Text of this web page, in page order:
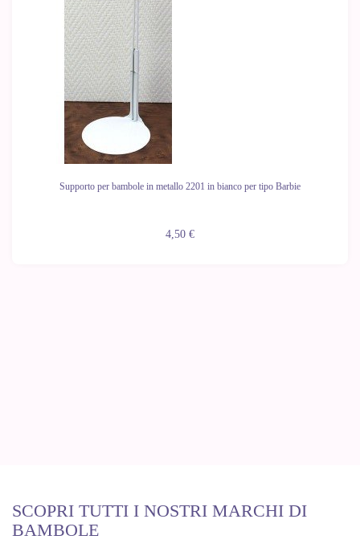
Supporto per bambole in metallo 2201 in bianco per tipo Barbie
4,50 €
SCOPRI TUTTI I NOSTRI MARCHI DI
BAMBOLE